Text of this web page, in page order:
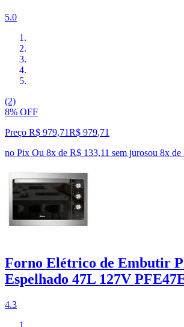
5.0
(2)
8% OFF
Preço R$ 979,71R$ 979,71
no Pix Ou 8x de R$ 133,11 sem jurosou 8x de
Forno Elétrico de Embutir
Espelhado 47L 127V
4.3